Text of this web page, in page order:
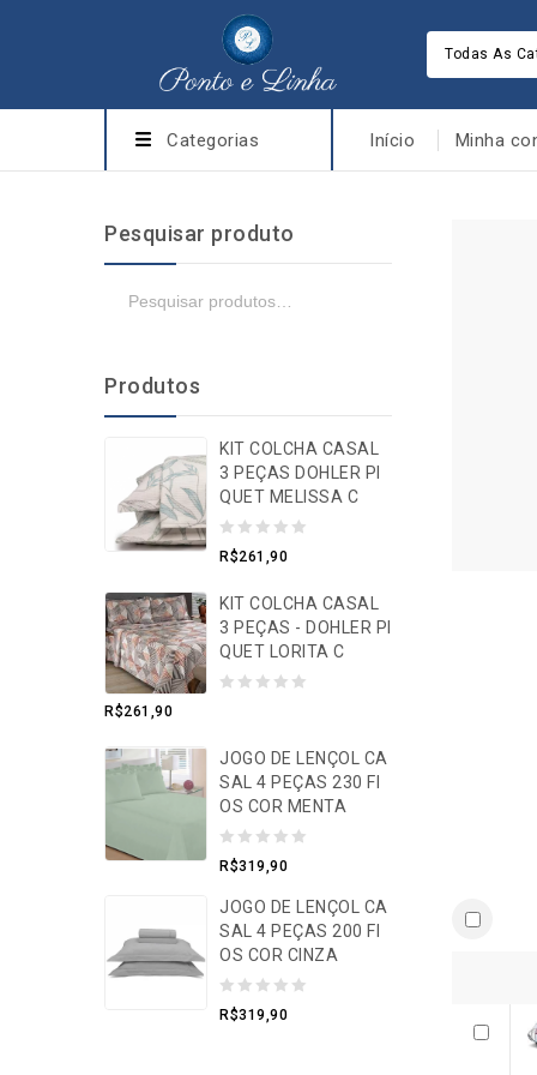
Todas As
Categorias Início Minha
Pesquisar produto
Produtos
KIT COLCHA CASAL
3 PEÇAS DOHLER PI
QUET MELISSA C
0
u
t
R$261,90
KIT COLCHA CASAL
3 PEÇAS - DOHLER PI
QUET LORITA C
u
t
R$261,90
JOGO DE LENÇOL CA
SAL 4 PEÇAS 230 FI
OS COR MENTA
0
u
t
o
f
R$319,90
JOGO DE LENÇOL CA
SAL 4 PEÇAS 200 FI
OS COR CINZA
0R$319,90